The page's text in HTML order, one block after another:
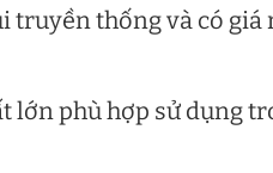
truyền thống và có giá
lớn phù hợp sử dụng